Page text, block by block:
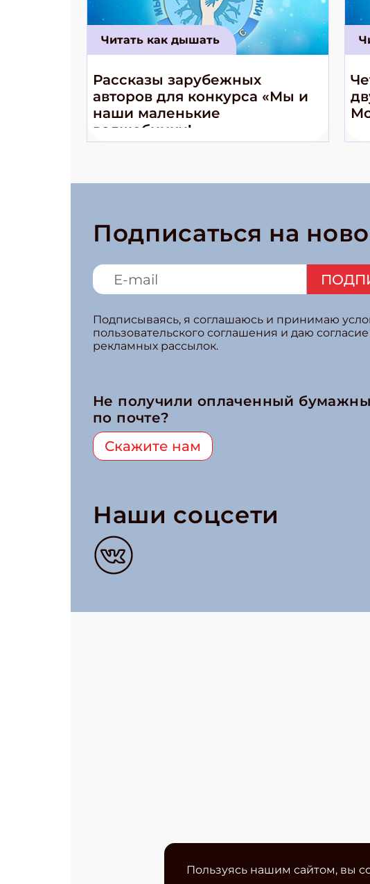
Читать как дышать
Рассказы зарубежных
авторов для конкурса «Мы и
наши маленькие
волшебники!»
Подписаться на
Подписываясь, я соглашаюсь и принимаю
пользовательского соглашения и даю
рекламных рассылок.
Не получили оплаченный
по почте?
Скажите нам
Наши соцсети
Пользуясь нашим сайтом, вы